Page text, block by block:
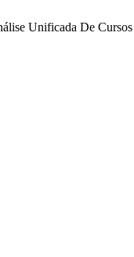
Unificada De